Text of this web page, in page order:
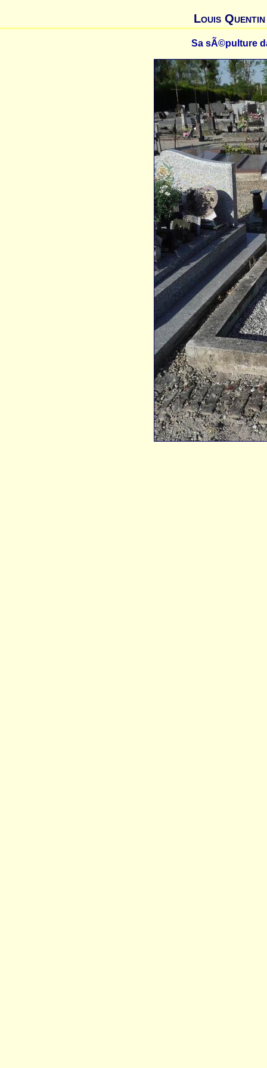
Louis
Sa sÃ©pulture